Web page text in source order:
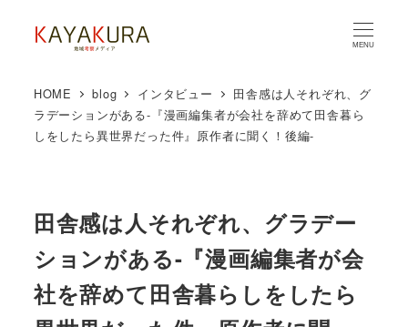
MENU
HOME blog インタビュー
田舎感は人それぞれ、グ
ラデーションがある-『漫画編集者が会社を辞めて田舎暮ら
しをしたら異世界だった件』原作者に聞く！後編-
田舎感は人それぞれ、グラデー
ションがある-『漫画編集者が会
社を辞めて田舎暮らしをしたら